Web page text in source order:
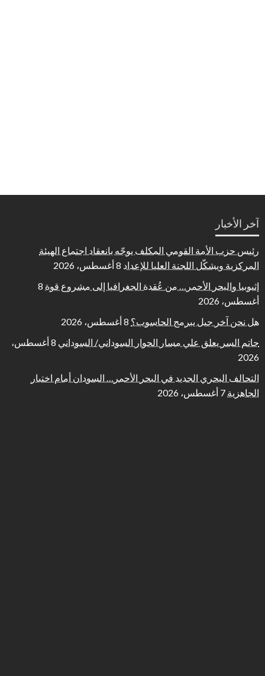
آخر الأخبار
رئيس حزب الأمة القومي المكلف يوجّه بانعقاد اجتماع الهيئة
المركزية ويشكّل اللجنة العليا للإعداد 8 أغسطس، 2026
إثيوبيا والبحر الأحمر… من عُقدة الجغرافيا إلى مشروع قوة 8
أغسطس، 2026
هل نحن آخر جيل يبرمج الحاسوب؟ 8 أغسطس، 2026
حاتم السر يعلق علي مسار الحوار السوداني/ السوداني
8 أغسطس،
2026
التحالف البحري الجديد في البحر الأحمر… السودان أمام اختبار
الجاهزية 7 أغسطس، 2026